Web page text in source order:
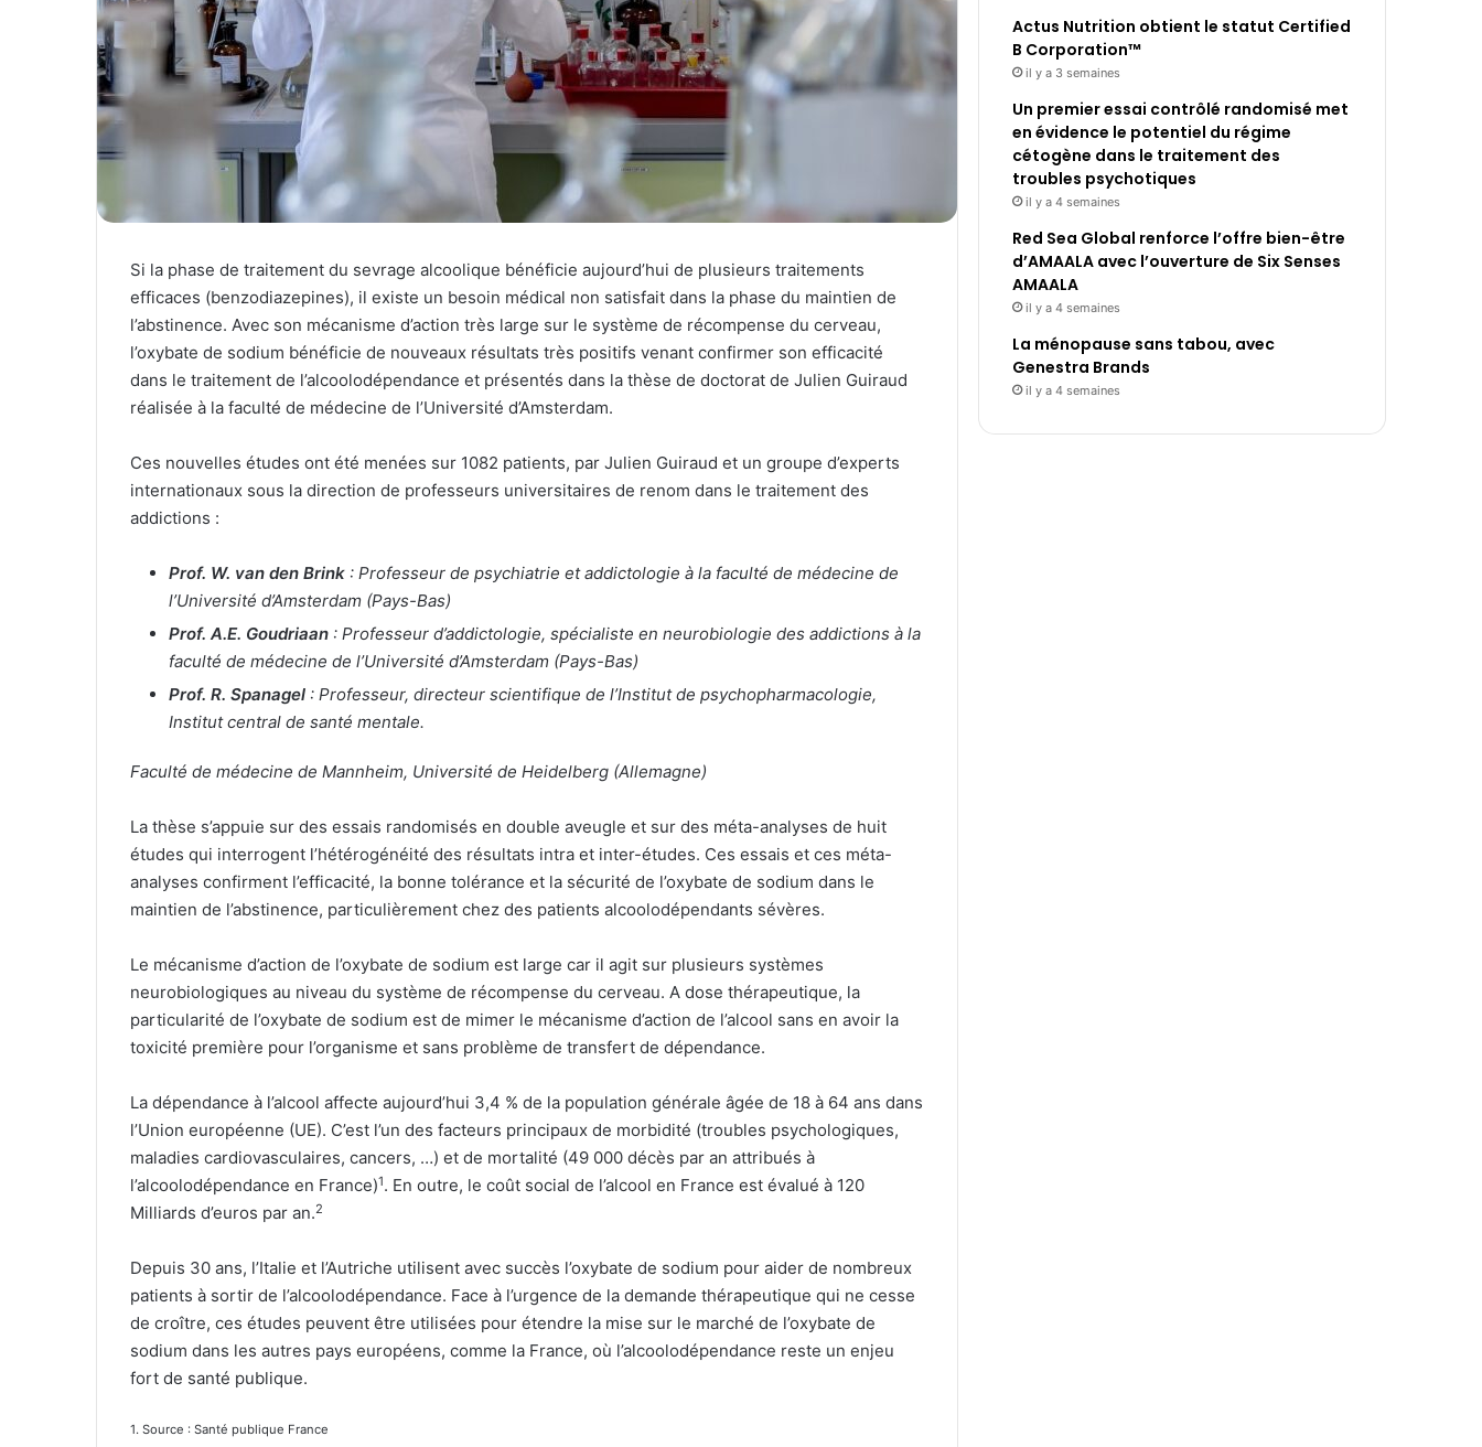
Si la phase de traitement du sevrage alcoolique bénéficie aujourd’hui de plusieurs traitements
efficaces (benzodiazepines), il existe un besoin médical non satisfait dans la phase du maintien de
l’abstinence. Avec son mécanisme d’action très large sur le système de récompense du cerveau,
l’oxybate de sodium bénéficie de nouveaux résultats très positifs venant confirmer son efficacité
dans le traitement de l’alcoolodépendance et présentés dans la thèse de doctorat de Julien Guiraud
réalisée à la faculté de médecine de l’Université d’Amsterdam.
Ces nouvelles études ont été menées sur 1082 patients, par Julien Guiraud et un groupe d’experts
internationaux sous la direction de professeurs universitaires de renom dans le traitement des
addictions :
Prof. W. van den Brink : Professeur de psychiatrie et addictologie à la faculté de médecine de
l’Université d’Amsterdam (Pays-Bas)
Prof. A.E. Goudriaan : Professeur d’addictologie, spécialiste en neurobiologie des addictions à la
faculté de médecine de l’Université d’Amsterdam (Pays-Bas)
Prof. R. Spanagel : Professeur, directeur scientifique de l’Institut de psychopharmacologie,
Institut central de santé mentale.
Faculté de médecine de Mannheim, Université de Heidelberg (Allemagne)
La thèse s’appuie sur des essais randomisés en double aveugle et sur des méta-analyses de huit
études qui interrogent l’hétérogénéité des résultats intra et inter-études. Ces essais et ces méta-
analyses confirment l’efficacité, la bonne tolérance et la sécurité de l’oxybate de sodium dans le
maintien de l’abstinence, particulièrement chez des patients alcoolodépendants sévères.
Le mécanisme d’action de l’oxybate de sodium est large car il agit sur plusieurs systèmes
neurobiologiques au niveau du système de récompense du cerveau. A dose thérapeutique, la
particularité de l’oxybate de sodium est de mimer le mécanisme d’action de l’alcool sans en avoir la
toxicité première pour l’organisme et sans problème de transfert de dépendance.
La dépendance à l’alcool affecte aujourd’hui 3,4 % de la population générale âgée de 18 à 64 ans dans
l’Union européenne (UE). C’est l’un des facteurs principaux de morbidité (troubles psychologiques,
maladies cardiovasculaires, cancers, …) et de mortalité (49 000 décès par an attribués à
l’alcoolodépendance en France)1. En outre, le coût social de l’alcool en France est évalué à 120
Milliards d’euros par an.2
Depuis 30 ans, l’Italie et l’Autriche utilisent avec succès l’oxybate de sodium pour aider de nombreux
patients à sortir de l’alcoolodépendance. Face à l’urgence de la demande thérapeutique qui ne cesse
de croître, ces études peuvent être utilisées pour étendre la mise sur le marché de l’oxybate de
sodium dans les autres pays européens, comme la France, où l’alcoolodépendance reste un enjeu
fort de santé publique.
1. Source : Santé publique France
Actus Nutrition obtient le statut Certified
B Corporation™
il y a 3 semaines
Un premier essai contrôlé randomisé met
en évidence le potentiel du régime
cétogène dans le traitement des
troubles psychotiques
il y a 4 semaines
Red Sea Global renforce l’offre bien-être
d’AMAALA avec l’ouverture de Six Senses
AMAALA
il y a 4 semaines
La ménopause sans tabou, avec
Genestra Brands
il y a 4 semaines